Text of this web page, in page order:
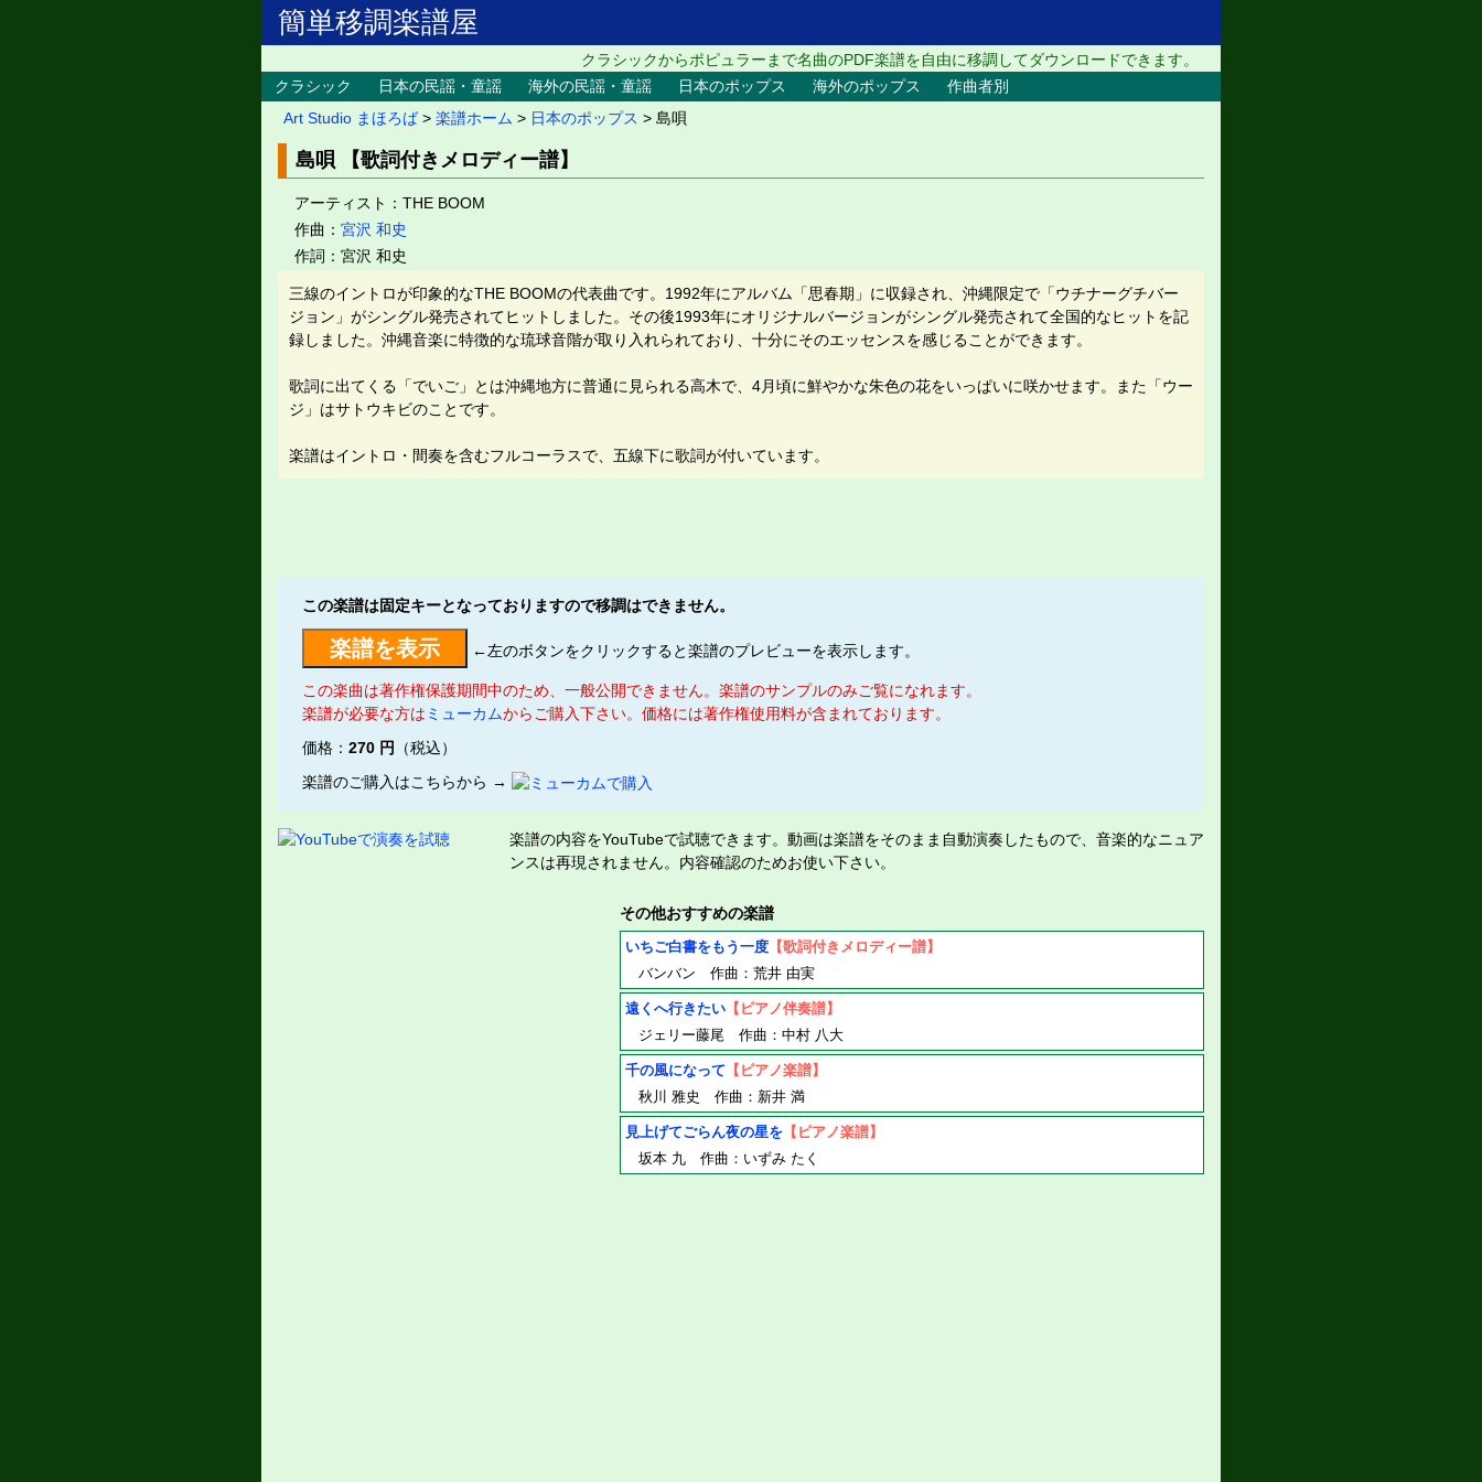
簡単移調楽譜屋
クラシックからポピュラーまで名曲のPDF楽譜を自由に移調してダウンロードできます。
クラシック
日本の民謡・童謡 海外の民謡・童謡 日本のポップス 海外のポップス
作曲者別
Art Studio まほろば > 楽譜ホーム > 日本のポップス > 島唄
島唄 【歌詞付きメロディー譜】
アーティスト：THE BOOM
作曲： 宮沢 和史
作詞：宮沢 和史
三線のイントロが印象的なTHE BOOMの代表曲です。1992年にアルバム「思春期」に収録され、沖縄限定で「ウチナーグチバー
ジョン」がシングル発売されてヒットしました。その後1993年にオリジナルバージョンがシングル発売されて全国的なヒットを記
録しました。沖縄音楽に特徴的な琉球音階が取り入れられており、十分にそのエッセンスを感じることができます。
歌詞に出てくる「でいご」とは沖縄地方に普通に見られる高木で、4月頃に鮮やかな朱色の花をいっぱいに咲かせます。また「ウー
ジ」はサトウキビのことです。
楽譜はイントロ・間奏を含むフルコーラスで、五線下に歌詞が付いています。
この楽譜は固定キーとなっておりますので移調はできません。
←左のボタンをクリックすると楽譜のプレビューを表示します。
この楽曲は著作権保護期間中のため、一般公開できません。楽譜のサンプルのみご覧になれます。
楽譜が必要な方は ミューカムからご購入下さい。価格には著作権使用料が含まれております。
価格： 270 円
（税込）
楽譜のご購入はこちらから →
楽譜の内容をYouTubeで試聴できます。動画は楽譜をそのまま自動演奏したもので、音楽的なニュア
ンスは再現されません。内容確認のためお使い下さい。
その他おすすめの楽譜
いちご白書をもう一度 【歌詞付きメロディー譜】
バンバン 作曲：荒井 由実
遠くへ行きたい 【ピアノ伴奏譜】
ジェリー藤尾 作曲：中村 八大
千の風になって 【ピアノ楽譜】
秋川 雅史 作曲：新井 満
見上げてごらん夜の星を 【ピアノ楽譜】
坂本 九 作曲：いずみ たく